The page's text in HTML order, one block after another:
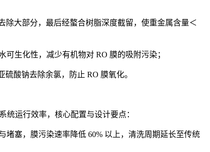
除大部分，最后经螯合树脂深度截留，使重金属含量＜
生化性，减少有机物对 RO 膜的吸附污染；
酸钠去除余氯，防止 RO 膜氧化。
运行效率，核心配置与设计要点：
塞，膜污染速率降低 60% 以上，清洗周期延长至传统